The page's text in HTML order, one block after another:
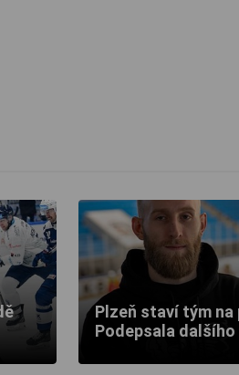
Plzeň staví tým
Podepsala